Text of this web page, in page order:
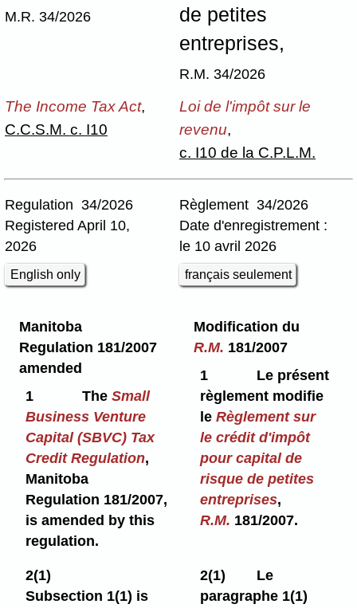
M.R. 34/2026
de petites
entreprises,
R.M. 34/2026
The Income Tax Act,
C.C.S.M. c. I10
Loi de l'impôt sur le
revenu,
c. I10 de la C.P.L.M.
Regulation 34/2026
Registered April 10,
2026
English only
Règlement 34/2026
Date d'enregistrement :
le 10 avril 2026
français seulement
Manitoba
Regulation 181/2007
amended
1
The Small
Business Venture
Capital (SBVC) Tax
Credit Regulation,
Manitoba
Regulation 181/2007,
is amended by this
regulation.
Modification du
R.M. 181/2007
1
Le présent
règlement modifie
leRèglement sur
le crédit d'impôt
pour capital de
risque de petites
entreprises,
R.M. 181/2007.
2(1)
Subsection 1(1) is
2(1)
Le
paragraphe 1(1)